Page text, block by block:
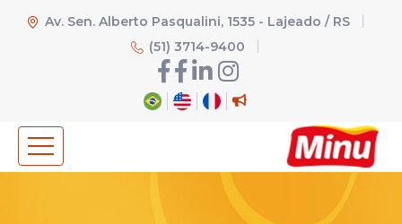
Av. Sen. Alberto Pasqualini, 1535 - Lajeado / RS
(51) 3714-9400